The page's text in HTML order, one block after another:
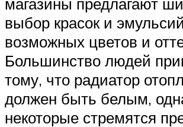
выбор красок и
возможных цветов и
Большинство людей
тому, что радиатор
должен быть белым,
некоторые стремятся